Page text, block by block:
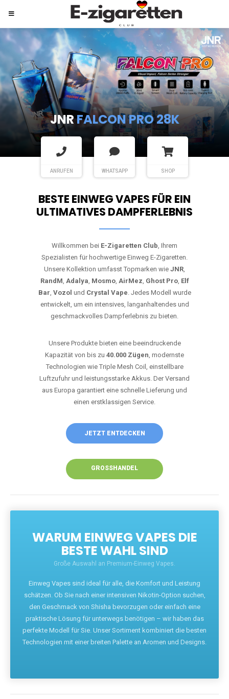
JNRSHISHA HOOKAH MAX
ANRUFEN WHATSAPP SHOP
BESTE EINWEG VAPES FÜR EIN
ULTIMATIVES DAMPFERLEBNIS
Willkommen bei E-Zigaretten Club, Ihrem
Spezialisten für hochwertige Einweg E-Zigaretten.
Unsere Kollektion umfasst Topmarken wie JNR,
RandM, Adalya, Mosmo, AirMez, Ghost Pro, Elf
Bar, Vozol und Crystal Vape. Jedes Modell wurde
entwickelt, um ein intensives, langanhaltendes und
geschmackvolles Dampferlebnis zu bieten.
Unsere Produkte bieten eine beeindruckende
Kapazität von bis zu 40.000 Zügen, modernste
Technologien wie Triple Mesh Coil, einstellbare
Luftzufuhr und leistungsstarke Akkus. Der Versand
aus Europa garantiert eine schnelle Lieferung und
einen erstklassigen Service.
JETZT ENTDECKEN
GROSSHANDEL
WARUM EINWEG VAPES DIE
BESTE WAHL SIND
Große Auswahl an Premium-Einweg Vapes.
Einweg Vapes sind ideal für alle, die Komfort und Leistung
schätzen. Ob Sie nach einer intensiven Nikotin-Option suchen,
den Geschmack von Shisha bevorzugen oder einfach eine
praktische Lösung für unterwegs benötigen – wir haben das
perfekte Modell für Sie. Unser Sortiment kombiniert die besten
Technologien mit einer breiten Palette an Aromen und Designs.